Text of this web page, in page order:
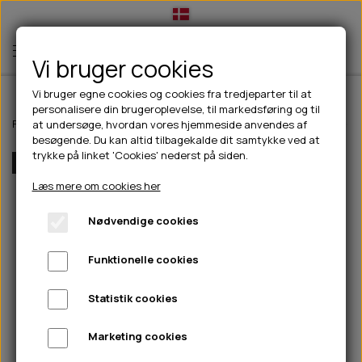
TIL HUND
💧FODER- VANDSKÅLE
CHICOPEE
GODBIDSTASKE
HALSBÅND
🦴 GODBIDDER & SNACKS
🍖 SMAGSVARIANTER
🎾 LEGETØJ
TÆNDER, ØRE, ØJE, POTER & NÆSE
🐾 UDSTYR & KOMFORT
TIL HUNDEEJER
DRIKKEFLASKER/TERMOFLASKER
HUER OG VANTER
PINEWOOD SALES
TIL KAT
TILBUD
NYHEDER
ABONNEMENT
Forside Outdoor Pinewood tøj Dame Pinewood Dog Sport Vest
Flere Farver
Vi bruger cookies
Vi bruger egne cookies og cookies fra tredjeparter til at
personalisere din brugeroplevelse, til markedsføring og til
at undersøge, hvordan vores hjemmeside anvendes af
besøgende. Du kan altid tilbagekalde dit samtykke ved at
trykke på linket 'Cookies' nederst på siden.
Læs mere om cookies her
Nødvendige cookies
Funktionelle cookies
Statistik cookies
Marketing cookies